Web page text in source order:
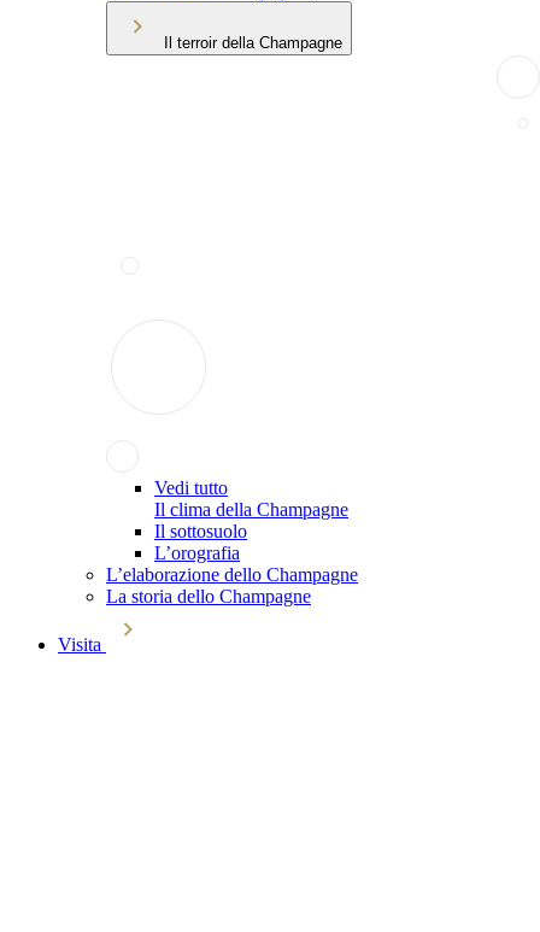
Il terroir della Champagne
Vedi tutto
Il clima della Champagne
Il sottosuolo
L’orografia
L’elaborazione dello Champagne
La storia dello Champagne
Visita